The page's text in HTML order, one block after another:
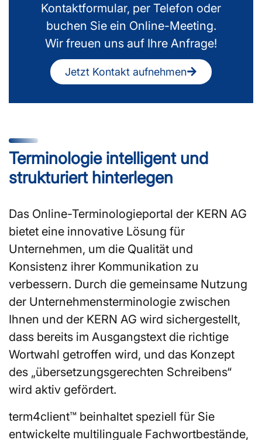
Kontaktformular, per Telefon oder
buchen Sie ein Online-Meeting.
Wir freuen uns auf Ihre Anfrage!
Jetzt Kontakt aufnehmen
Terminologie intelligent und
strukturiert hinterlegen
Das Online-Terminologieportal der KERN AG
bietet eine innovative Lösung für
Unternehmen, um die Qualität und
Konsistenz ihrer Kommunikation zu
verbessern. Durch die gemeinsame Nutzung
der Unternehmens­terminologie zwischen
Ihnen und der KERN AG wird sichergestellt,
dass bereits im Ausgangstext die richtige
Wortwahl getroffen wird, und das Konzept
des „übersetzungsgerechten Schreibens“
wird aktiv gefördert.
term4client™ beinhaltet speziell für Sie
entwickelte multilinguale Fachwortbestände,